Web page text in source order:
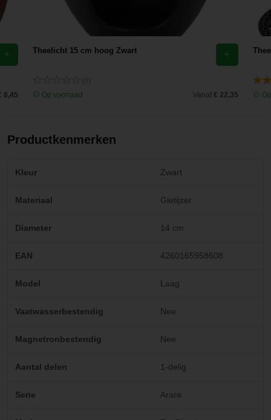
8,45
Theelicht 15 cm hoog Zwart
Op voorraad
Vanaf € 22,35
Productkenmerken
Kleur Zwart
Materiaal Gietijzer
Diameter 14 cm
EAN 4260165958608
Model Laag
Vaatwasserbestendig Nee
Magnetronbestendig Nee
Aantal delen 1-delig
Serie Arare